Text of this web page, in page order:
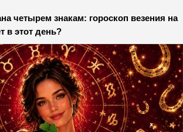
четырем знакам: гороскоп везения на
в этот день?